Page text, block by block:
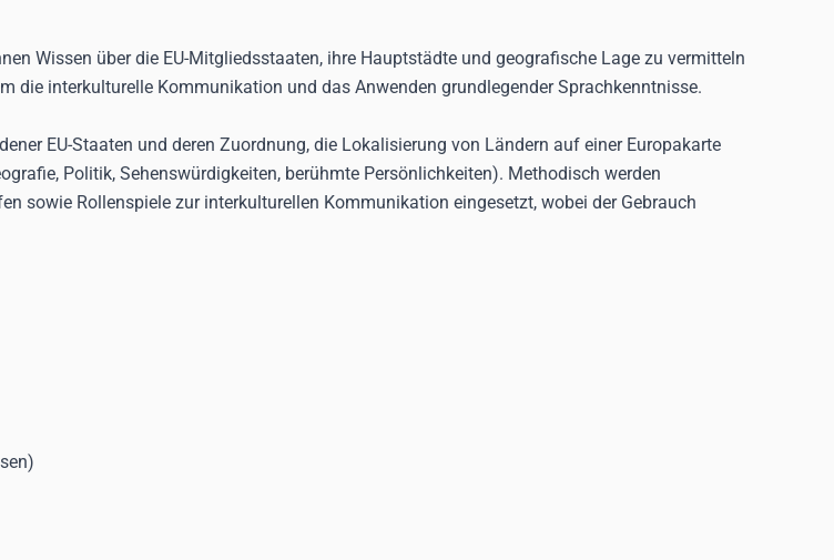
Wissen über die EU-Mitgliedsstaaten, ihre Hauptstädte und geografische Lage zu vermitteln
die interkulturelle Kommunikation und das Anwenden grundlegender Sprachkenntnisse.
EU-Staaten und deren Zuordnung, die Lokalisierung von Ländern auf einer Europakarte
Politik, Sehenswürdigkeiten, berühmte Persönlichkeiten). Methodisch werden
sowie Rollenspiele zur interkulturellen Kommunikation eingesetzt, wobei der Gebrauch